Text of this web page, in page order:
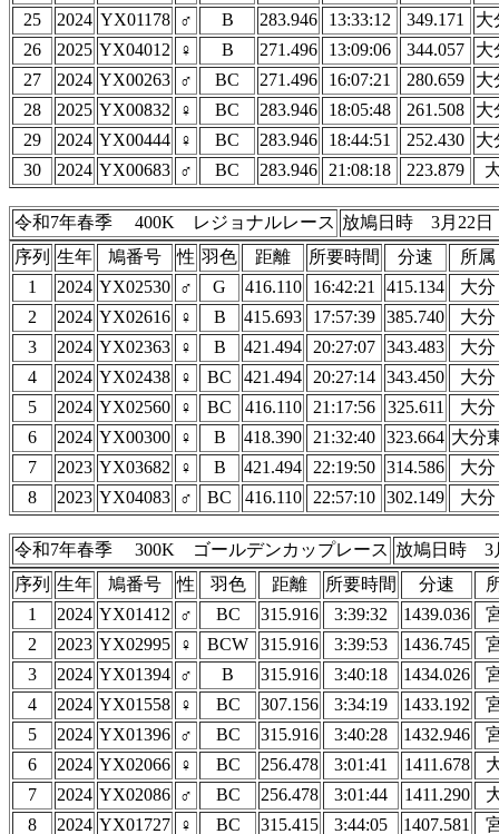
25
2024 YX01178 ♂ B 283.946 13:33:12 349.171
大
26
2025 YX04012 ♀ B 271.496 13:09:06 344.057
大
27
2024 YX00263 ♂ BC 271.496 16:07:21 280.659
大
28
2025 YX00832 ♀ BC 283.946 18:05:48 261.508
大
29
2024 YX00444 ♀ BC 283.946 18:44:51 252.430
大
30
2024 YX00683 ♂ BC 283.946 21:08:18 223.879
令和7年春季 400K レジョナルレース 放鳩日時 3月22
序列 生年 鳩番号 性 羽色 距離 所要時間 分速
所属
1
2024 YX02530 ♂ G 416.110 16:42:21 415.134
大分
2
2024 YX02616 ♀ B 415.693 17:57:39 385.740
大分
3
2024 YX02363 ♀ B 421.494 20:27:07 343.483
大分
4
2024 YX02438 ♀ BC 421.494 20:27:14 343.450
大分
5
2024 YX02560 ♀ BC 416.110 21:17:56 325.611
大分
6
2024 YX00300 ♀ B 418.390 21:32:40 323.664 大分
7
2023 YX03682 ♀ B 421.494 22:19:50 314.586
大分
8
2023 YX04083 ♂ BC 416.110 22:57:10 302.149 大分
令和7年春季 300K ゴールデンカップレース 放鳩日時 3
序列 生年 鳩番号 性 羽色 距離 所要時間 分速
1
2024 YX01412 ♂ BC 315.916 3:39:32 1439.036
2
2023 YX02995 ♀ BCW 315.916 3:39:53 1436.745
3
2024 YX01394 ♂ B 315.916 3:40:18 1434.026
4
2024 YX01558 ♀ BC 307.156 3:34:19 1433.192
5
2024 YX01396 ♂ BC 315.916 3:40:28 1432.946
6
2024 YX02066 ♀ BC 256.478 3:01:41 1411.678
7
2024 YX02086 ♂ BC 256.478 3:01:44 1411.290
8
2024 YX01727 ♀ BC 315.415 3:44:05 1407.581